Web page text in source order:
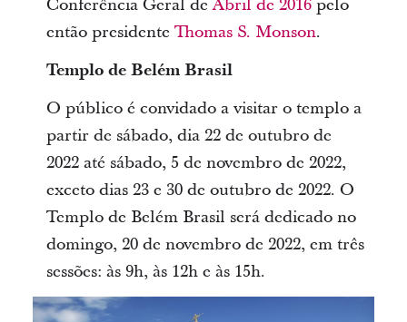
Conferência Geral deAbril de 2016pelo
então presidente Thomas S. Monson.
Templo de Belém Brasil
O público é convidado a visitar o templo a
partir de sábado, dia 22 de outubro de
2022 até sábado, 5 de novembro de 2022,
exceto dias 23 e 30 de outubro de 2022. O
Templo de Belém Brasil será dedicado no
domingo, 20 de novembro de 2022, em três
sessões: às 9h, às 12h e às 15h.